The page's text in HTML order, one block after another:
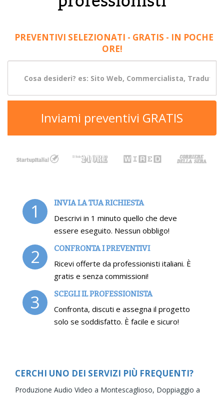
PREVENTIVI SELEZIONATI - GRATIS - IN POCHE
ORE!
Inviami preventivi GRATIS
1 INVIA LA TUA RICHIESTA
Descrivi in 1 minuto quello che deve
essere eseguito. Nessun obbligo!
2 CONFRONTA I PREVENTIVI
Ricevi offerte da professionisti italiani. È
gratis e senza commissioni!
3 SCEGLI IL PROFESSIONISTA
Confronta, discuti e assegna il progetto
solo se soddisfatto. È facile e sicuro!
CERCHI UNO DEI SERVIZI PIÙ FREQUENTI?
Produzione Audio Video a Montescaglioso, Doppiaggio a